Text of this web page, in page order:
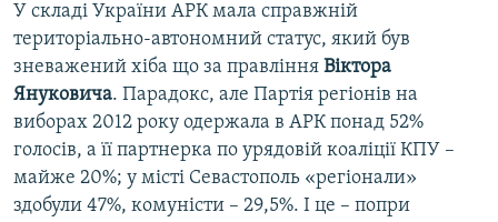
У складі України АРК мала справжній
територіально-автономний статус, який був
зневажений хіба що за правління Віктора
Януковича. Парадокс, але Партія регіонів на
виборах 2012 року одержала в АРК понад 52%
голосів, а її партнерка по урядовій коаліції КПУ –
майже 20%; у місті Севастополь «регіонали»
здобули 47%, комуністи – 29,5%. І це – попри